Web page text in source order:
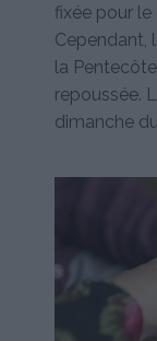
fixée pour
Cependant,
la
repoussée.
dimanche